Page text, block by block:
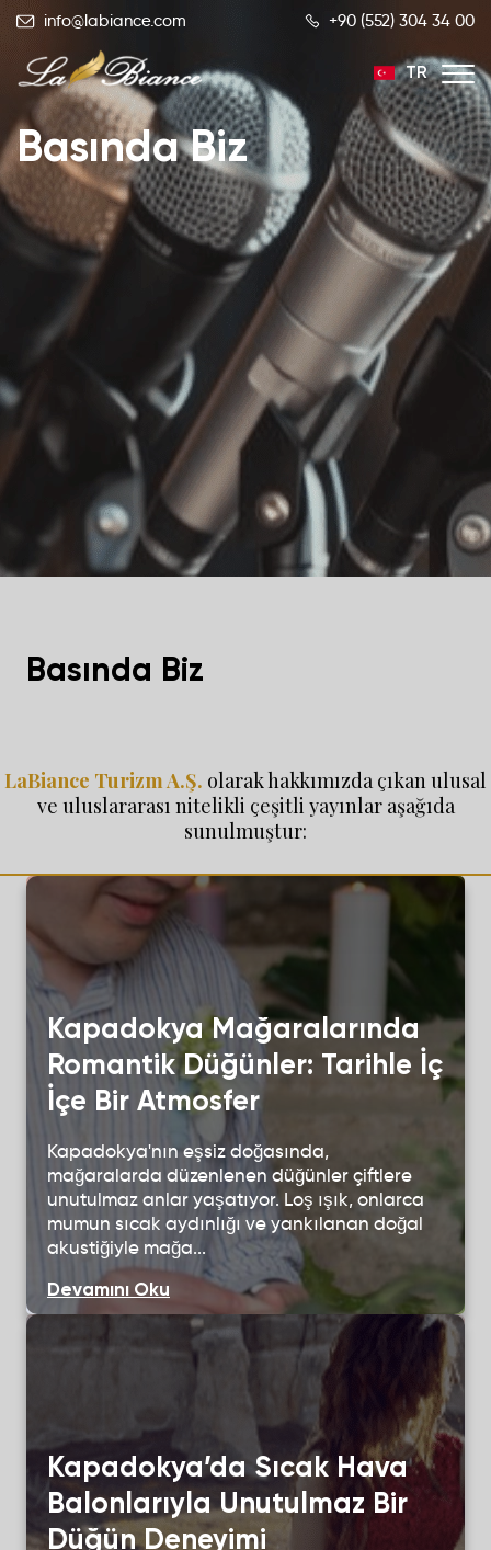
info@labiance.com +90 (552) 304 34 00
TR
EN
RU
Basında Biz
Basında Biz
LaBiance Turizm A.Ş. olarak hakkımızda çıkan ulusal
ve uluslararası nitelikli çeşitli yayınlar aşağıda
sunulmuştur:
Kapadokya Mağaralarında
Romantik Düğünler: Tarihle İç
İçe Bir Atmosfer
Kapadokya'nın eşsiz doğasında,
mağaralarda düzenlenen düğünler çiftlere
unutulmaz anlar yaşatıyor. Loş ışık, onlarca
mumun sıcak aydınlığı ve yankılanan doğal
akustiğiyle mağa...
Devamını Oku
Kapadokya’da Sıcak Hava
Balonlarıyla Unutulmaz Bir
Düğün Deneyimi